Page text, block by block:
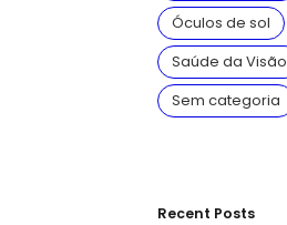
Óculos de sol
Saúde da Visão
Sem categoria
Recent Posts